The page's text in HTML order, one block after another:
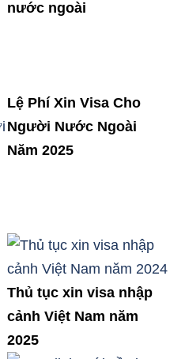
nước ngoài
Lệ Phí Xin Visa Cho
Người Nước Ngoài
Năm 2025
Thủ tục xin visa nhập
cảnh Việt Nam năm
2025